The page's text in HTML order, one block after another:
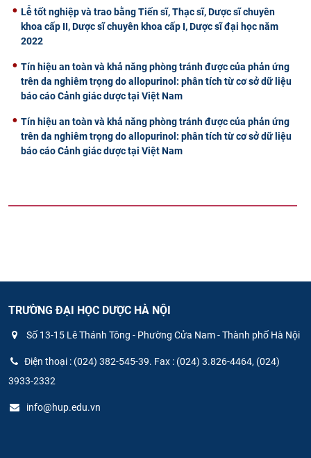
Lễ tốt nghiệp và trao bằng Tiến sĩ, Thạc sĩ, Dược sĩ chuyên
khoa cấp II, Dược sĩ chuyên khoa cấp I, Dược sĩ đại học năm
2022
Tín hiệu an toàn và khả năng phòng tránh được của phản ứng
trên da nghiêm trọng do allopurinol: phân tích từ cơ sở dữ liệu
báo cáo Cảnh giác dược tại Việt Nam
Tín hiệu an toàn và khả năng phòng tránh được của phản ứng
trên da nghiêm trọng do allopurinol: phân tích từ cơ sở dữ liệu
báo cáo Cảnh giác dược tại Việt Nam
TRƯỜNG ĐẠI HỌC DƯỢC HÀ NỘI
Số 13-15 Lê Thánh Tông - Phường Cửa Nam - Thành phố Hà Nội
Điện thoại : (024) 382-545-39. Fax : (024) 3.826-4464, (024)
3933-2332
info@hup.edu.vn